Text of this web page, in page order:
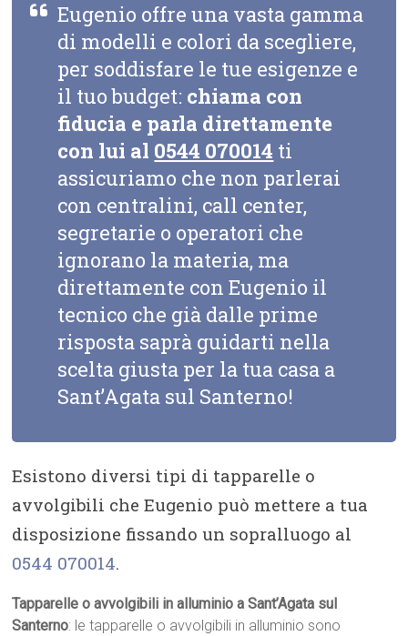
Eugenio offre una vasta gamma
di modelli e colori da scegliere,
per soddisfare le tue esigenze e
il tuo budget: chiama con
fiducia e parla direttamente
con lui al 0544 070014 ti
assicuriamo che non parlerai
con centralini, call center,
segretarie o operatori che
ignorano la materia, ma
direttamente con Eugenio il
tecnico che già dalle prime
risposta saprà guidarti nella
scelta giusta per la tua casa a
Sant’Agata sul Santerno!
Esistono diversi tipi di tapparelle o
avvolgibili che Eugenio può mettere a tua
disposizione fissando un sopralluogo al
0544 070014.
Tapparelle o avvolgibili in alluminio a Sant’Agata sul
Santerno: le tapparelle o avvolgibili in alluminio sono